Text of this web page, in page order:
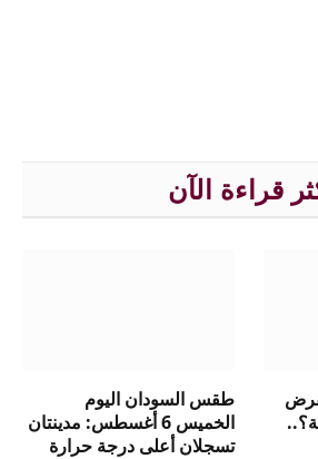
قراءة الآن
طقس السودان اليوم
الخميس 6 أغسطس: مدينتان
تسجلان أعلى درجة حرارة